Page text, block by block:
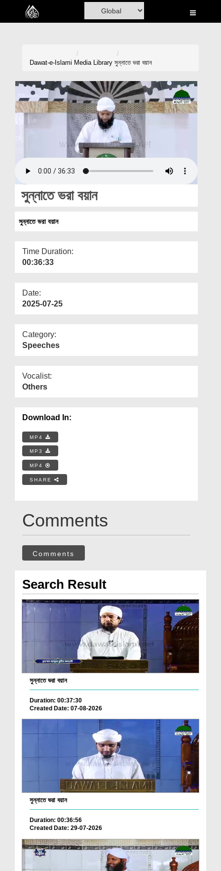
Home
Madani Channel
Volunteer Portal
Donation
Magazine
Departments
More
Dawat-e-Islami Media Library সুন্নাতে ভরা বয়ান
সুন্নাতে ভরা বয়ান
সুন্নাতে ভরা বয়ান
Time Duration:
00:36:33
Date:
2025-07-25
Category:
Speeches
Vocalist:
Others
Download In:
MP4
MP3
MP4
SHARE
Comments
Comments
Search Result
সুন্নাতে ভরা বয়ান
Duration: 00:37:30
Created Date: 07-08-2026
সুন্নাতে ভরা বয়ান
Duration: 00:36:56
Created Date: 29-07-2026